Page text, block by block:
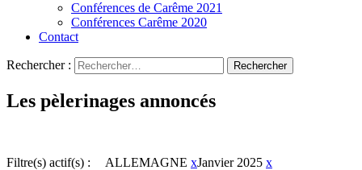
Conférences de Carême 2021
Conférences Carême 2020
Contact
Rechercher :
Les pèlerinages annoncés
Filtre(s) actif(s) : ALLEMAGNE xJanvier 2025 x